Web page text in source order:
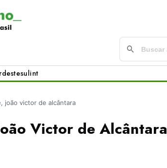
sulint
joão victor de alcântara
Victor de Alcântara